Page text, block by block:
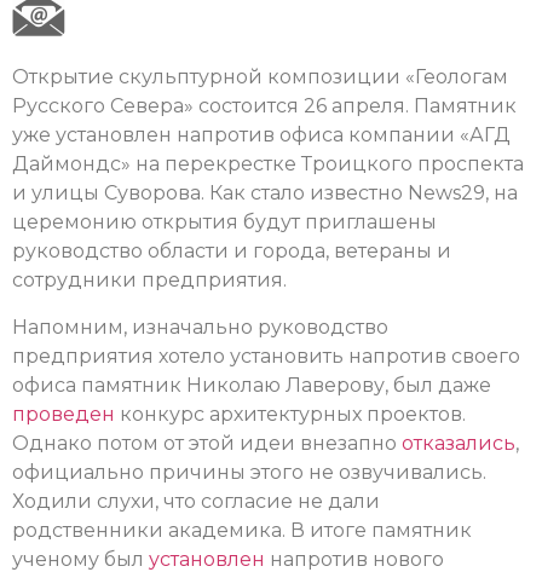
Открытие скульптурной композиции «Геологам
Русского Севера» состоится 26 апреля. Памятник
уже установлен напротив офиса компании «АГД
Даймондс» на перекрестке Троицкого проспекта
и улицы Суворова. Как стало известно News29, на
церемонию открытия будут приглашены
руководство области и города, ветераны и
сотрудники предприятия.
Напомним, изначально руководство
предприятия хотело установить напротив своего
офиса памятник Николаю Лаверову, был даже
проведен конкурс архитектурных проектов.
Однако потом от этой идеи внезапно отказались,
официально причины этого не озвучивались.
Ходили слухи, что согласие не дали
родственники академика. В итоге памятник
ученому был установлен напротив нового